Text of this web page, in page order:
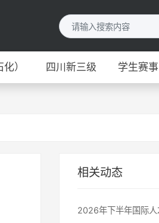
） 四川新三级 学生赛事
相关动态